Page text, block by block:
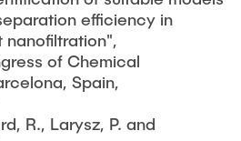
efficiency in
nanofiltration",
of Chemical
Spain,
R., Larysz, P. and